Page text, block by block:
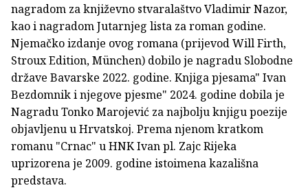
nagradom za književno stvaralaštvo Vladimir Nazor,
kao i nagradom Jutarnjeg lista za roman godine.
Njemačko izdanje ovog romana (prijevod Will Firth,
Stroux Edition, München) dobilo je nagradu Slobodne
države Bavarske 2022. godine. Knjiga pjesama" Ivan
Bezdomnik i njegove pjesme" 2024. godine dobila je
Nagradu Tonko Marojević za najbolju knjigu poezije
objavljenu u Hrvatskoj. Prema njenom kratkom
romanu "Crnac" u HNK Ivan pl. Zajc Rijeka
uprizorena je 2009. godine istoimena kazališna
predstava.